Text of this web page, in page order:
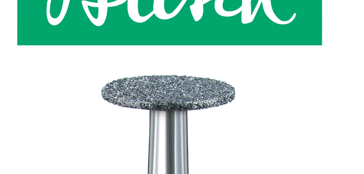
Povrchové úpravy